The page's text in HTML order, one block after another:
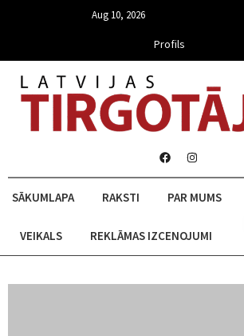
Aug 10, 2026
Profils
SĀKUMLAPA RAKSTI PAR MUMS
VEIKALS REKLĀMAS IZCENOJUMI